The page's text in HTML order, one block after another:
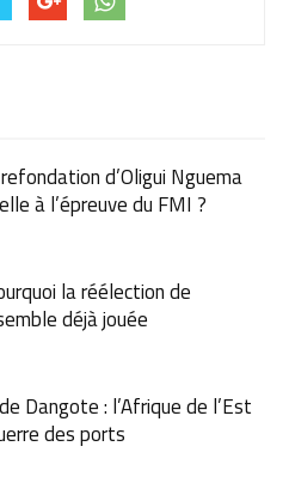
d’Oligui Nguema
à l’épreuve du FMI ?
la réélection de
déjà jouée
Dangote : l’Afrique de l’Est
des ports